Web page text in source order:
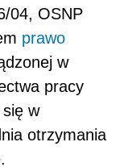
04, OSNP
prawo
w
pracy
w
otrzymania